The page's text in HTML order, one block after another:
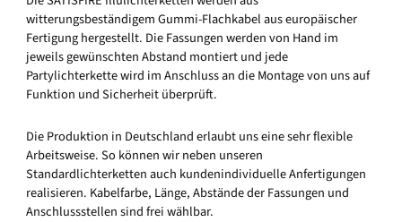
witterungsbeständigem Gummi-Flachkabel aus europäischer
Fertigung hergestellt. Die Fassungen werden von Hand im
jeweils gewünschten Abstand montiert und jede
Partylichterkette wird im Anschluss an die Montage von uns auf
Funktion und Sicherheit überprüft.
Die Produktion in Deutschland erlaubt uns eine sehr flexible
Arbeitsweise. So können wir neben unseren
Standardlichterketten auch kundenindividuelle Anfertigungen
realisieren. Kabelfarbe, Länge, Abstände der Fassungen und
Anschlussstellen sind frei wählbar.